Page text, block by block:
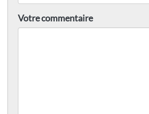
Votre commentaire